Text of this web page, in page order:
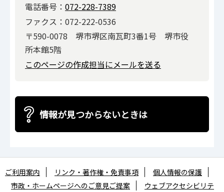
電話番号： 072-228-7389
ファクス：072-222-0536
〒590-0078 堺市堺区南瓦町3番1号 堺市役
所本館5階
このページの作成担当にメールを送る
情報が見つからないときは
ご利用案内 リンク・著作権・免責事項
個人情報の保護
市政・ホームページへのご意見ご提案
ウェブアクセシビリテ